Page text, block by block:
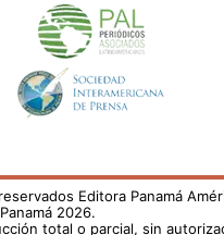
Editora Panamá
2026.
total o parcial, sin